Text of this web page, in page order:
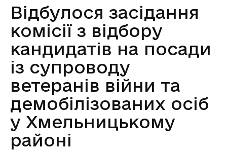
Відбулося засідання
комісії з відбору
кандидатів на посади
із супроводу
ветеранів війни та
демобілізованих осіб
у Хмельницькому
районі